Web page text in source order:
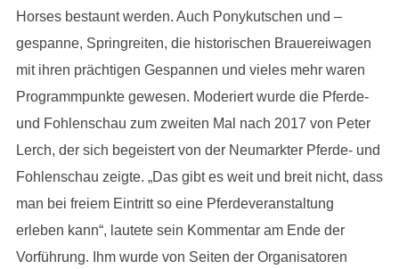
Horses bestaunt werden. Auch Ponykutschen und –
gespanne, Springreiten, die historischen Brauereiwagen
mit ihren prächtigen Gespannen und vieles mehr waren
Programmpunkte gewesen. Moderiert wurde die Pferde-
und Fohlenschau zum zweiten Mal nach 2017 von Peter
Lerch, der sich begeistert von der Neumarkter Pferde- und
Fohlenschau zeigte. „Das gibt es weit und breit nicht, dass
man bei freiem Eintritt so eine Pferdeveranstaltung
erleben kann“, lautete sein Kommentar am Ende der
Vorführung. Ihm wurde von Seiten der Organisatoren